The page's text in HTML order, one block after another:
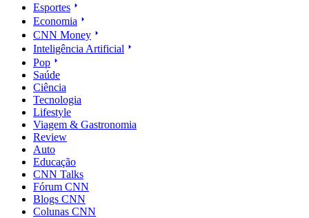
Esportes
Economia
CNN Money
Inteligência Artificial
Pop
Saúde
Ciência
Tecnologia
Lifestyle
Viagem & Gastronomia
Review
Auto
Educação
CNN Talks
Fórum CNN
Blogs CNN
Colunas CNN